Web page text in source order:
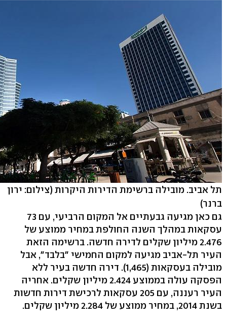
תל אביב. מובילה ברשימת הדירות היקרות (צילום: ירון
ברנר)
גם כאן מגיעה גבעתיים אל המקום הרביעי, עם 73
עסקאות במהלך השנה החולפת במחיר ממוצע של
2.476 מיליון שקלים לדירה חדשה. ברשימה הזאת
העיר תל-אביב מגיעה למקום החמישי "בלבד", אבל
מובילה בעסקאות (1,465). דירה חדשה בעיר ללא
הפסקה עולה בממוצע 2.424 מיליון שקלים. אחריה
העיר רעננה, עם 205 עסקאות לרכישת דירות חדשות
בשנת 2014, במחיר ממוצע של 2.284 מיליון שקלים.